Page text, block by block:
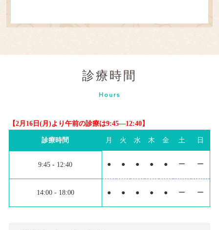
診療時間
Hours
【2月16日(月)より午前の診療は9:45―12:40】
診療時間 月 火 水 木 金 土 日
9:45 - 12:40 ● ● ● ● ● ー ー
14:00 - 18:00 ● ● ● ● ● ー ー